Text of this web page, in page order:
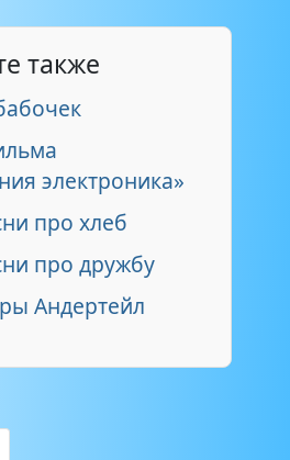
также
электроника»
про хлеб
про дружбу
Андертейл